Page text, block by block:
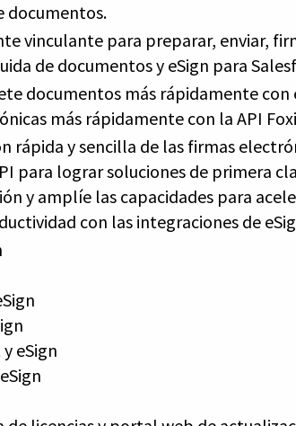
documentos.
vinculante para preparar, enviar,
de documentos y eSign para
documentos más rápidamente
más rápidamente con la API
rápida y sencilla de las firmas
para lograr soluciones de primera
y amplíe las capacidades para
con las integraciones de
eSign